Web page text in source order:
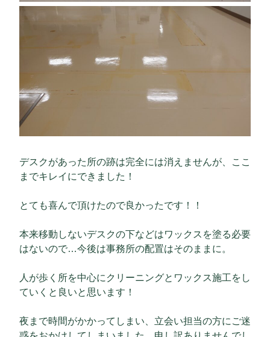
デスクがあった所の跡は完全には消えませんが、ここ
までキレイにできました！
とても喜んで頂けたので良かったです！！
本来移動しないデスクの下などはワックスを塗る必要
はないので…今後は事務所の配置はそのままに。
人が歩く所を中心にクリーニングとワックス施工をし
ていくと良いと思います！
夜まで時間がかかってしまい、立会い担当の方にご迷